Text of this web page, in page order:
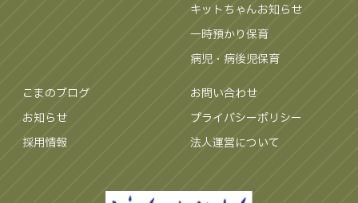
キットちゃんお知らせ
一時預かり保育
病児・病後児保育
こまのブログ
お知らせ
採用情報
お問い合わせ
プライバシーポリシー
法人運営について